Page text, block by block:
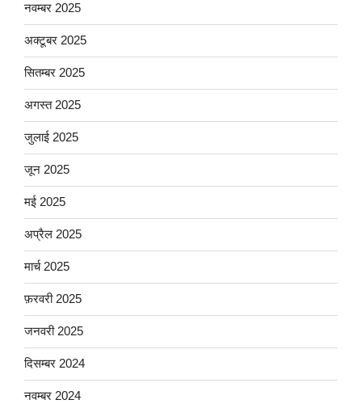
नवम्बर 2025
अक्टूबर 2025
सितम्बर 2025
अगस्त 2025
जुलाई 2025
जून 2025
मई 2025
अप्रैल 2025
मार्च 2025
फ़रवरी 2025
जनवरी 2025
दिसम्बर 2024
नवम्बर 2024